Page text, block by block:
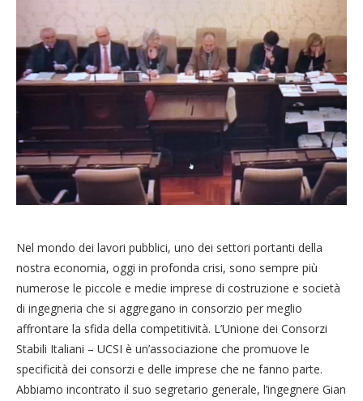
Nel mondo dei lavori pubblici, uno dei settori portanti della
nostra economia, oggi in profonda crisi, sono sempre più
numerose le piccole e medie imprese di costruzione e società
di ingegneria che si aggregano in consorzio per meglio
affrontare la sfida della competitività. L’Unione dei Consorzi
Stabili Italiani – UCSI è un’associazione che promuove le
specificità dei consorzi e delle imprese che ne fanno parte.
Abbiamo incontrato il suo segretario generale, l’ingegnere Gian